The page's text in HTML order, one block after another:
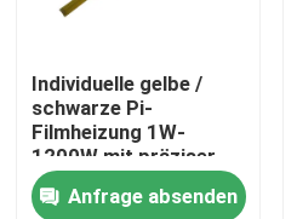
Qualitätskontrolle
Nachrichten
Individuelle gelbe /
schwarze Pi-
Filmheizung 1W-
1200W mit präziser
Temperaturkontrolle
Anfrage absenden